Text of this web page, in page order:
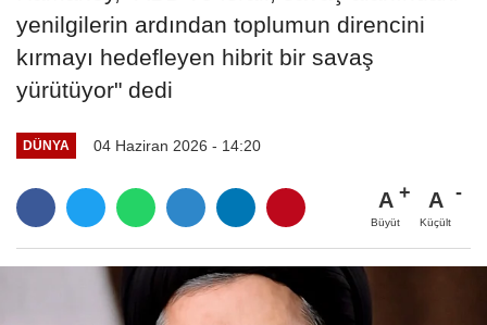
yenilgilerin ardından toplumun direncini
kırmayı hedefleyen hibrit bir savaş
yürütüyor" dedi
DÜNYA 04 Haziran 2026 - 14:20
A
Büyüt
A
Küçült